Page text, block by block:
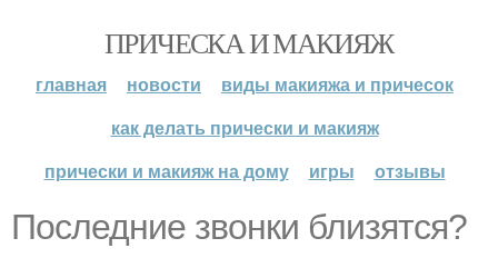
ПРИЧЕСКА И МАКИЯЖ
главная новости
виды макияжа и причесок
как делать прически и макияж
прически и макияж на дому
игры отзывы
Последние звонки близятся?